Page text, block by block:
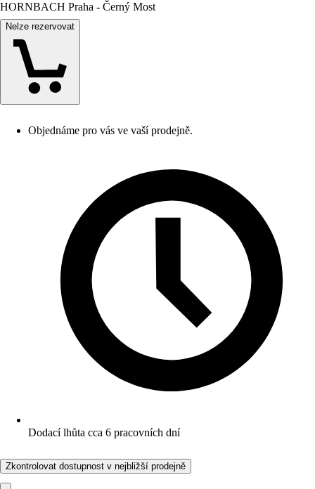
HORNBACH Praha - Černý Most
Nelze rezervovat
Objednáme pro vás ve vaší prodejně.
Dodací lhůta cca 6 pracovních dní
Zkontrolovat dostupnost v nejbližší prodejně